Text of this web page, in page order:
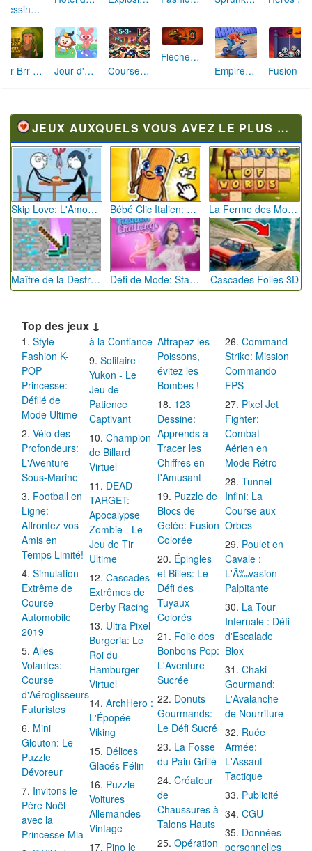
Aboiement Stellaire : Aventure Canine Fusée Chromatique: La Course des Couleurs
Tir Parfait
Marathon Champion io AniBlocos: Connecte les Animaux Mignons!
JEUX AUXQUELS VOUS AVEZ LE PLUS JOUÉ
Skip Love: L'Amour en Péril Bébé Clic Italien: La Folie des Petits Bambins La Ferme des Mots - Cultivez votre Vocabulaire
Maître de la Destruction: Fusion de Pioches Défi de Mode: Star du Podium Cascades Folles 3D
Top des jeux ↓
Style
Fashion K-
POP
Princesse:
Défilé de
Mode Ultime
Vélo des
Profondeurs:
L'Aventure
Sous-Marine
Football en
Ligne:
Affrontez vos
Amis en
Temps Limité!
Simulation
Extrême de
Course
Automobile
2019
Ailes
Volantes:
Course
d'Aéroglisseurs
Futuristes
Mini
Glouton: Le
Puzzle
Dévoreur
Invitons le
Père Noël
avec la
Princesse Mia
à la Confiance
Solitaire
Yukon - Le
Jeu de
Patience
Captivant
Champion
de Billard
Virtuel
DEAD
TARGET:
Apocalypse
Zombie - Le
Jeu de Tir
Ultime
Cascades
Extrêmes de
Derby Racing
Ultra Pixel
Burgeria: Le
Roi du
Hamburger
Virtuel
ArchHero :
L'Épopée
Viking
Délices
Glacés Félin
Puzzle
Voitures
Allemandes
Vintage
Pino le
Attrapez les
Poissons,
évitez les
Bombes !
123
Dessine:
Apprends à
Tracer les
Chiffres en
t'Amusant
Puzzle de
Blocs de
Gelée: Fusion
Colorée
Épingles
et Billes: Le
Défi des
Tuyaux
Colorés
Folie des
Bonbons Pop:
L'Aventure
Sucrée
Donuts
Gourmands:
Le Défi Sucré
La Fosse
du Pain Grillé
Créateur
de
Chaussures à
Talons Hauts
Opération
Command
Strike: Mission
Commando
FPS
Pixel Jet
Fighter:
Combat
Aérien en
Mode Rétro
Tunnel
Infini: La
Course aux
Orbes
Poulet en
Cavale :
L'Ã‰vasion
Palpitante
La Tour
Infernale : Défi
d'Escalade
Blox
Chaki
Gourmand:
L'Avalanche
de Nourriture
Ruée
Armée:
L'Assaut
Tactique
Publicité
CGU
Données
personnelles